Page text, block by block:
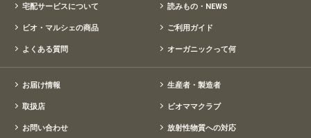
宅配サービスについて 読みもの・NEWS
ビオ・マルシェの商品 ご利用ガイド
よくある質問 オーガニックって何
お届け情報 生産者・製造者
取扱店 ビオママクラブ
お問い合わせ 放射性物質への対応